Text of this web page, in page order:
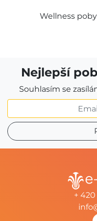
Wellness
Nejlepší
Souhlasím se
+